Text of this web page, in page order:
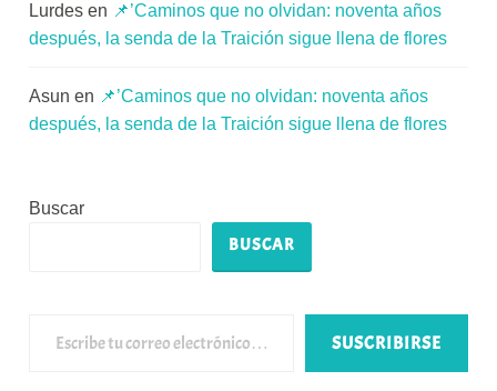
Lurdes en 📌’Caminos que no olvidan: noventa años
después, la senda de la Traición sigue llena de flores
Asun en 📌’Caminos que no olvidan: noventa años
después, la senda de la Traición sigue llena de flores
Buscar
BUSCAR
SUSCRIBIRSE